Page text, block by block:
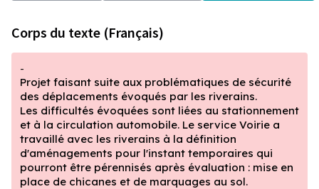
Corps du texte (Français)
-
Projet faisant suite aux problématiques de sécurité
des déplacements évoqués par les riverains.
Les difficultés évoquées sont liées au stationnement
et à la circulation automobile. Le service Voirie a
travaillé avec les riverains à la définition
d'aménagements pour l'instant temporaires qui
pourront être pérennisés après évaluation : mise en
place de chicanes et de marquages au sol.